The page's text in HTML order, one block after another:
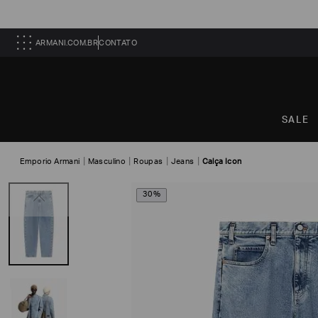
ARMANI.COM.BRCONTATO
SALE
Emporio Armani Masculino Roupas Jeans Calça Icon
30%